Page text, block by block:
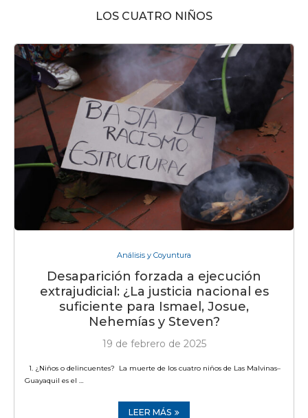
LOS CUATRO NIÑOS
Análisis y Coyuntura
Desaparición forzada a ejecución
extrajudicial: ¿La justicia nacional es
suficiente para Ismael, Josue,
Nehemías y Steven?
19 de febrero de 2025
1. ¿Niños o delincuentes? La muerte de los cuatro niños de Las Malvinas–
Guayaquil es el …
LEER MÁS